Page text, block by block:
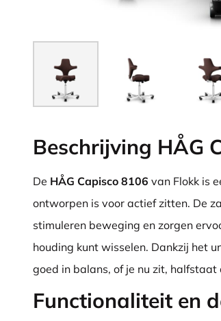
Beschrijving HÅG
De HÅG Capisco 8106 van Flokk is
ontworpen is voor actief zitten. De
stimuleren beweging en zorgen
houding kunt wisselen. Dankzij het
goed in balans, of je nu zit,
Functionaliteit en